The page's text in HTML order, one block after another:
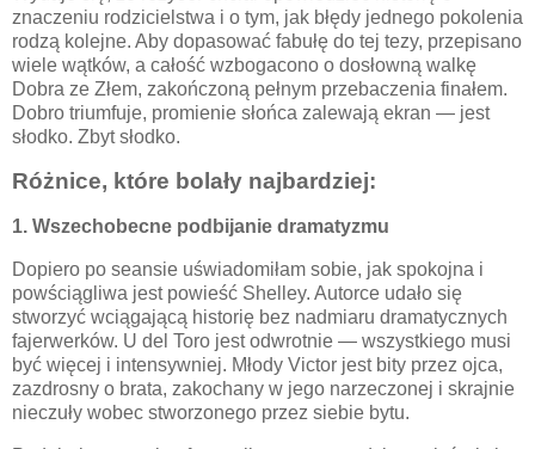
znaczeniu rodzicielstwa i o tym, jak błędy jednego pokolenia
rodzą kolejne. Aby dopasować fabułę do tej tezy, przepisano
wiele wątków, a całość wzbogacono o dosłowną walkę
Dobra ze Złem, zakończoną pełnym przebaczenia finałem.
Dobro triumfuje, promienie słońca zalewają ekran — jest
słodko. Zbyt słodko.
Różnice, które bolały najbardziej:
1. Wszechobecne podbijanie dramatyzmu
Dopiero po seansie uświadomiłam sobie, jak spokojna i
powściągliwa jest powieść Shelley. Autorce udało się
stworzyć wciągającą historię bez nadmiaru dramatycznych
fajerwerków. U del Toro jest odwrotnie — wszystkiego musi
być więcej i intensywniej. Młody Victor jest bity przez ojca,
zazdrosny o brata, zakochany w jego narzeczonej i skrajnie
nieczuły wobec stworzonego przez siebie bytu.